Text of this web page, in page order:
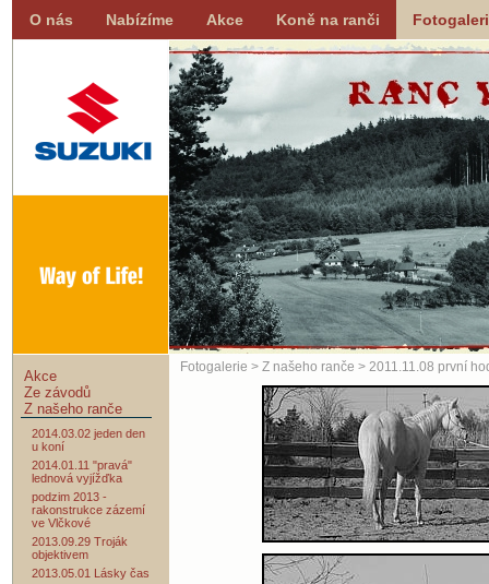
O nás Nabízíme Akce Koně na ranči
Akce
Ze závodů
Z našeho ranče
2014.03.02 jeden den
u koní
2014.01.11 "pravá"
lednová vyjížďka
podzim 2013 -
rakonstrukce zázemí
ve Vlčkové
2013.09.29 Troják
objektivem
2013.05.01 Lásky čas
Fotogalerie > Z našeho ranče > 2011.11.08 první